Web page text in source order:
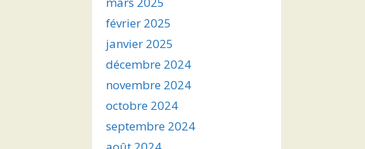
février 2025
janvier 2025
décembre 2024
novembre 2024
octobre 2024
septembre 2024